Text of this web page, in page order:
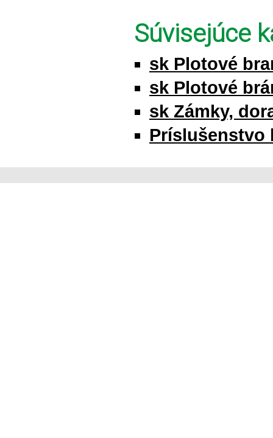
Súvisejúce
sk Plotové
sk Plotové
sk Zámky,
Príslušenstvo